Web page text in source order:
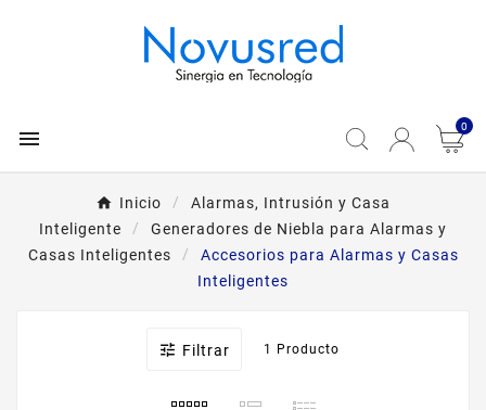
 0
Inicio
Alarmas, Intrusión y Casa
Inteligente
Generadores de Niebla para Alarmas y
Casas Inteligentes
Accesorios para Alarmas y Casas
Inteligentes
 Filtrar 1 Producto